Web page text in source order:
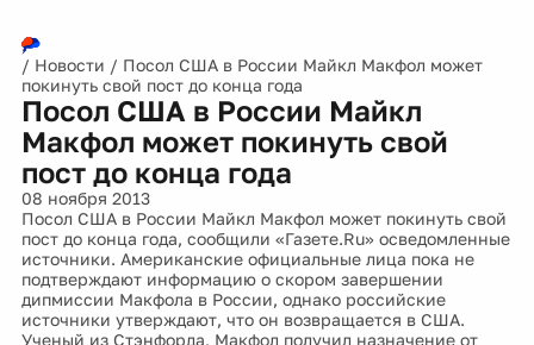
/ Новости / Посол США в России Майкл Макфол может
покинуть свой пост до конца года
Посол США в России Майкл
Макфол может покинуть свой
пост до конца года
08 ноября 2013
Посол США в России Майкл Макфол может покинуть свой
пост до конца года, сообщили «Газете.Ru» осведомленные
источники. Американские официальные лица пока не
подтверждают информацию о скором завершении
дипмиссии Макфола в России, однако российские
источники утверждают, что он возвращается в США.
Ученый из Стэнфорда, Макфол получил назначение от